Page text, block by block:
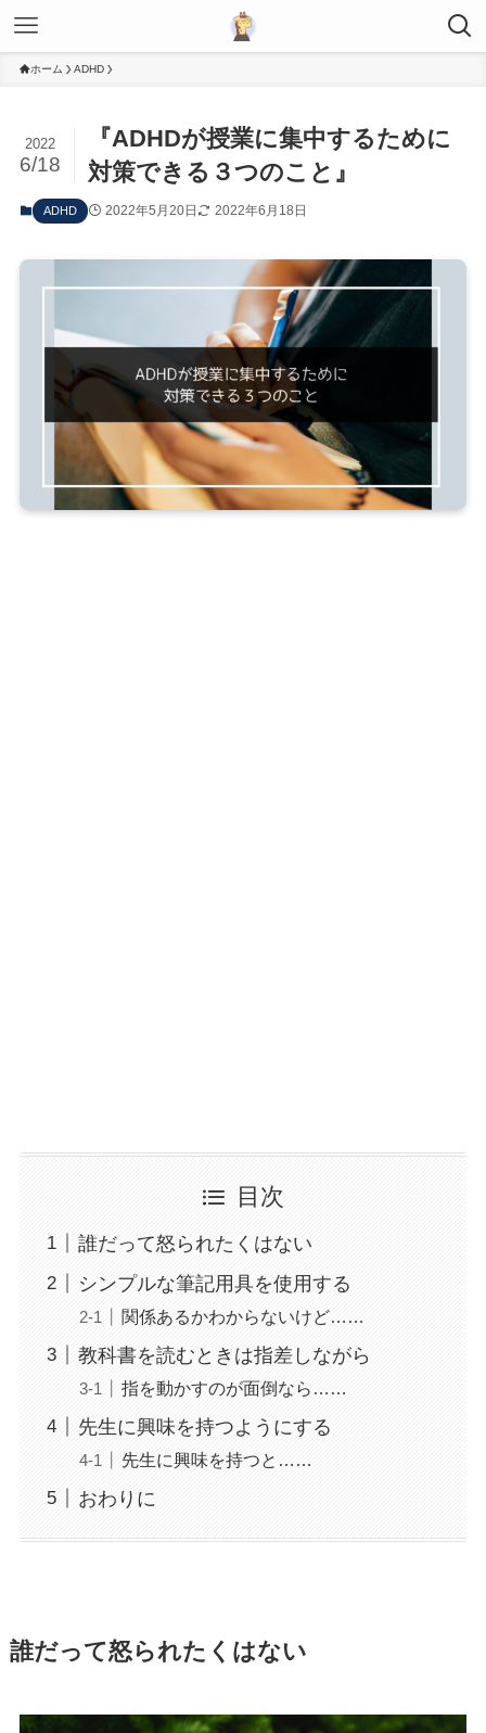
ホーム ADHD
『ADHDが授業に集中するために
対策できる３つのこと』
2022
6/18
ADHD 2022年5月20日 2022年6月18日
目次
誰だって怒られたくはない
シンプルな筆記用具を使用する
関係あるかわからないけど……
教科書を読むときは指差しながら
指を動かすのが面倒なら……
先生に興味を持つようにする
先生に興味を持つと……
おわりに
誰だって怒られたくはない